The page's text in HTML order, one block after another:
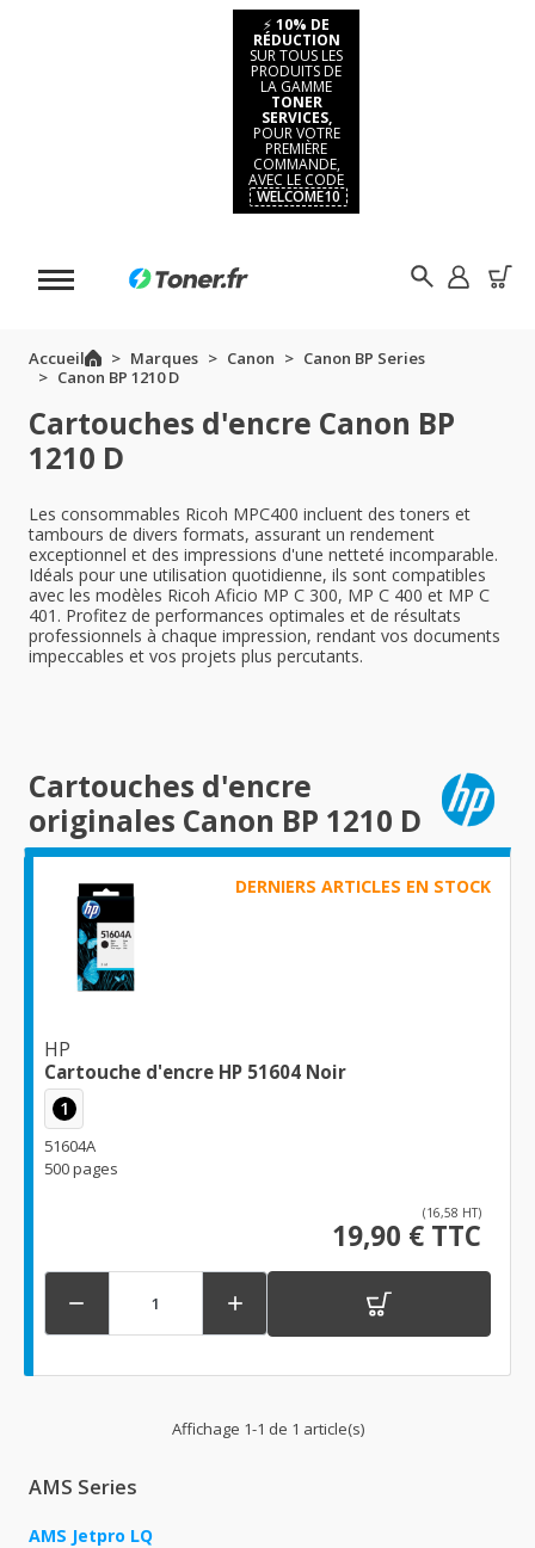
⚡ 10% DE
RÉDUCTION
SUR TOUS LES
PRODUITS DE
LA GAMME
TONER
SERVICES,
POUR VOTRE
PREMIÈRE
COMMANDE,
AVEC LE CODE
WELCOME10
Accueil Marques Canon
Canon BP Series
Canon BP 1210 D
Cartouches d'encre Canon BP
1210 D
Les consommables Ricoh MPC400 incluent des toners et
tambours de divers formats, assurant un rendement
exceptionnel et des impressions d'une netteté incomparable.
Idéals pour une utilisation quotidienne, ils sont compatibles
avec les modèles Ricoh Aficio MP C 300, MP C 400 et MP C
401. Profitez de performances optimales et de résultats
professionnels à chaque impression, rendant vos documents
impeccables et vos projets plus percutants.
Cartouches d'encre
originales Canon BP 1210 D
DERNIERS ARTICLES EN STOCK
HP
Cartouche d'encre HP 51604 Noir
1
51604A
500 pages
(16,58 HT)
19,90 € TTC
 
Affichage 1-1 de 1 article(s)
AMS Series
AMS Jetpro LQ